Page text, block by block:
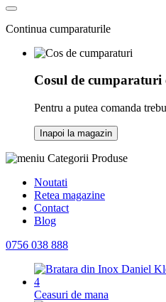
Continua cumparaturile
Cosul de cumparaturi
Pentru a putea comanda
Inapoi la magazin
Categorii Produse
Noutati
Retea magazine
Contact
Blog
0756 038 888
Ceasuri de mana